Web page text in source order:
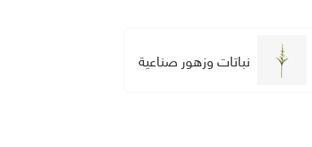
نباتات وزهور صناعية